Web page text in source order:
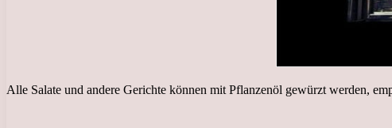
Alle Salate und andere Gerichte können mit Pflanzenöl gewürzt werden,